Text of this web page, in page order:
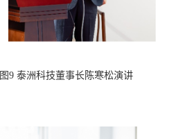
洲科技董事长陈寒松演讲